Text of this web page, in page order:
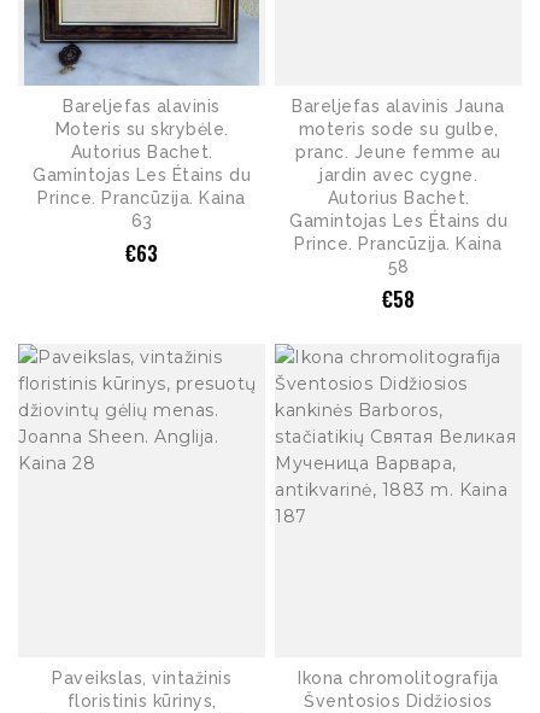
Bareljefas alavinis
Moteris su skrybėle.
Autorius Bachet.
Gamintojas Les Étains du
Prince. Prancūzija. Kaina
63
€63
Bareljefas alavinis Jauna
moteris sode su gulbe,
pranc. Jeune femme au
jardin avec cygne.
Autorius Bachet.
Gamintojas Les Étains du
Prince. Prancūzija. Kaina
58
€58
Paveikslas, vintažinis
floristinis kūrinys,
Ikona chromolitografija
Šventosios Didžiosios